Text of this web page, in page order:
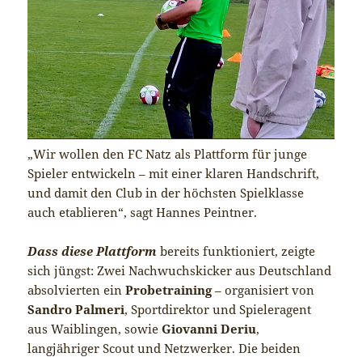
„Wir wollen den FC Natz als Plattform für junge
Spieler entwickeln – mit einer klaren Handschrift,
und damit den Club in der höchsten Spielklasse
auch etablieren“, sagt Hannes Peintner.
Dass diese Plattformbereits funktioniert, zeigte
sich jüngst: Zwei Nachwuchskicker aus Deutschland
absolvierten einProbetraining– organisiert von
Sandro Palmeri, Sportdirektor und Spieleragent
aus Waiblingen, sowieGiovanni Deriu,
langjähriger Scout und Netzwerker. Die beiden